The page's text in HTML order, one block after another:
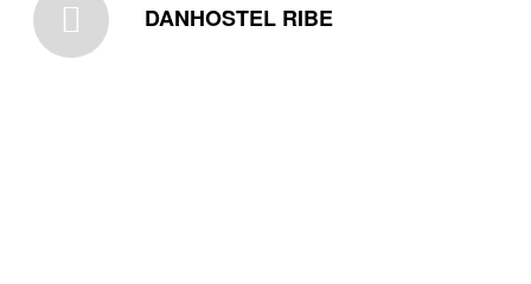
DANHOSTEL RIBE